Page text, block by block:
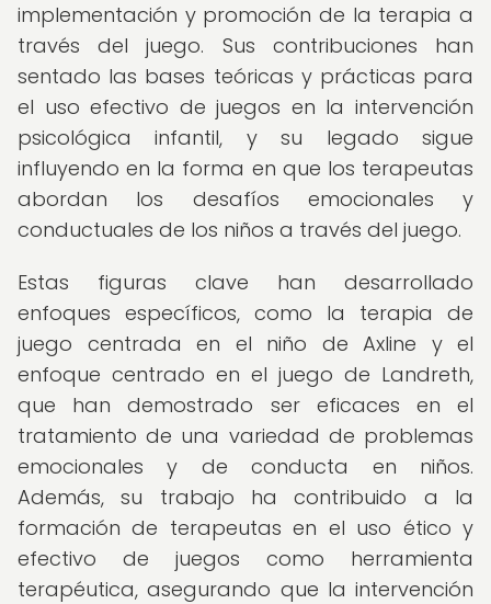
implementación y promoción de la terapia a
través del juego. Sus contribuciones han
sentado las bases teóricas y prácticas para
el uso efectivo de juegos en la intervención
psicológica infantil, y su legado sigue
influyendo en la forma en que los terapeutas
abordan los desafíos emocionales y
conductuales de los niños a través del juego.
Estas figuras clave han desarrollado
enfoques específicos, como la terapia de
juego centrada en el niño de Axline y el
enfoque centrado en el juego de Landreth,
que han demostrado ser eficaces en el
tratamiento de una variedad de problemas
emocionales y de conducta en niños.
Además, su trabajo ha contribuido a la
formación de terapeutas en el uso ético y
efectivo de juegos como herramienta
terapéutica, asegurando que la intervención